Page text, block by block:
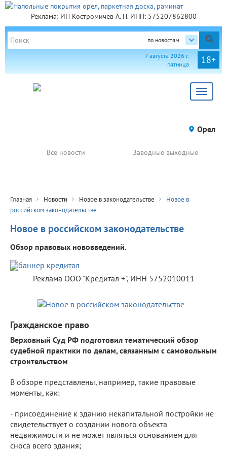
Реклама: ИП Костромичев А. Н. ИНН: 575207862800
по новостям
18+
7 августа 2026 г.
пятница
Toggle
Орел
Все новости Заводные выходные
Главная Новости Новое в законодательстве
Новое в
российском законодательстве
Новое в российском законодательстве
Обзор правовых нововведений.
Реклама ООО "Кредитал +", ИНН 5752010011
Гражданское право
Верховный Суд РФ подготовил тематический обзор
судебной практики по делам, связанным с самовольным
строительством
В обзоре представлены, например, такие правовые
моменты, как:
- присоединение к зданию некапитальной постройки не
свидетельствует о создании нового объекта
недвижимости и не может являться основанием для
сноса всего здания;